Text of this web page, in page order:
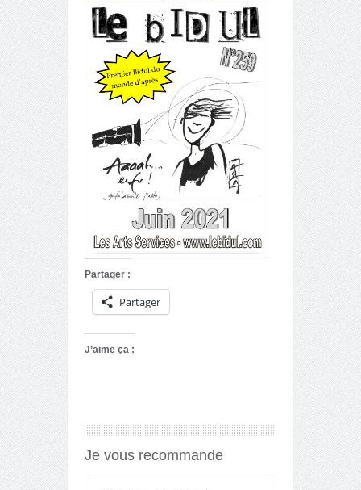
Partager :
Partager
J’aime ça :
Je vous recommande